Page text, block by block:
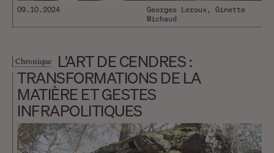
09.10.2024
Georges Leroux, Ginette
Michaud
Chronique
L’ART DE CENDRES :
TRANSFORMATIONS DE LA
MATIÈRE ET GESTES
INFRAPOLITIQUES